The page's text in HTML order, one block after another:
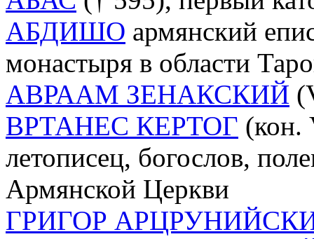
АБДИШО армянский
монастыря в области
АВРААМ ЗЕНАКСКИЙ
ВРТАНЕС КЕРТОГ (кон.
летописец, богослов,
Армянской Церкви
ГРИГОР